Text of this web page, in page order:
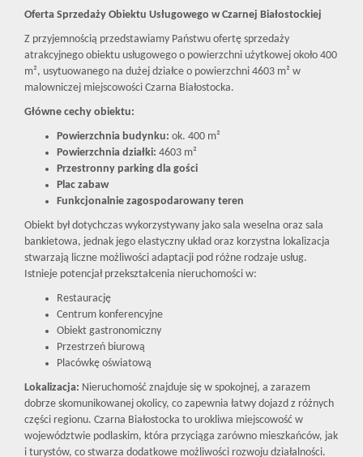
Oferta Sprzedaży Obiektu Usługowego w Czarnej Białostockiej
Z przyjemnością przedstawiamy Państwu ofertę sprzedaży
atrakcyjnego obiektu usługowego o powierzchni użytkowej około 400
m², usytuowanego na dużej działce o powierzchni 4603 m² w
malowniczej miejscowości Czarna Białostocka.
Główne cechy obiektu:
Powierzchnia budynku: ok. 400 m²
Powierzchnia działki: 4603 m²
Przestronny parking dla gości
Plac zabaw
Funkcjonalnie zagospodarowany teren
Obiekt był dotychczas wykorzystywany jako sala weselna oraz sala
bankietowa, jednak jego elastyczny układ oraz korzystna lokalizacja
stwarzają liczne możliwości adaptacji pod różne rodzaje usług.
Istnieje potencjał przekształcenia nieruchomości w:
Restaurację
Centrum konferencyjne
Obiekt gastronomiczny
Przestrzeń biurową
Placówkę oświatową
Lokalizacja: Nieruchomość znajduje się w spokojnej, a zarazem
dobrze skomunikowanej okolicy, co zapewnia łatwy dojazd z różnych
części regionu. Czarna Białostocka to urokliwa miejscowość w
województwie podlaskim, która przyciąga zarówno mieszkańców, jak
i turystów, co stwarza dodatkowe możliwości rozwoju działalności.